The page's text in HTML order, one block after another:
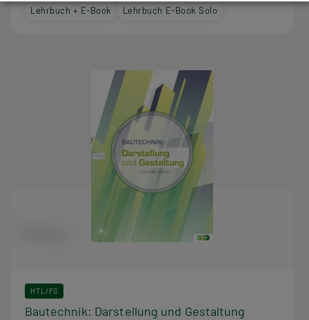
Lehrbuch + E-Book Lehrbuch E-Book Solo
HTL/FS
Bautechnik: Darstellung und Gestaltung